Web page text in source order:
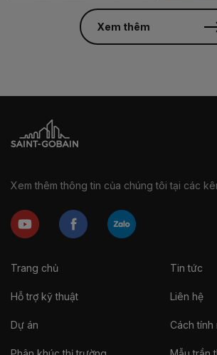
Xem thêm
Xem thêm thông tin của chúng tôi tại các
Trang chủ
Hỗ trợ kỹ thuật
Dự án
Tin tức
Liên hệ
Cách tính